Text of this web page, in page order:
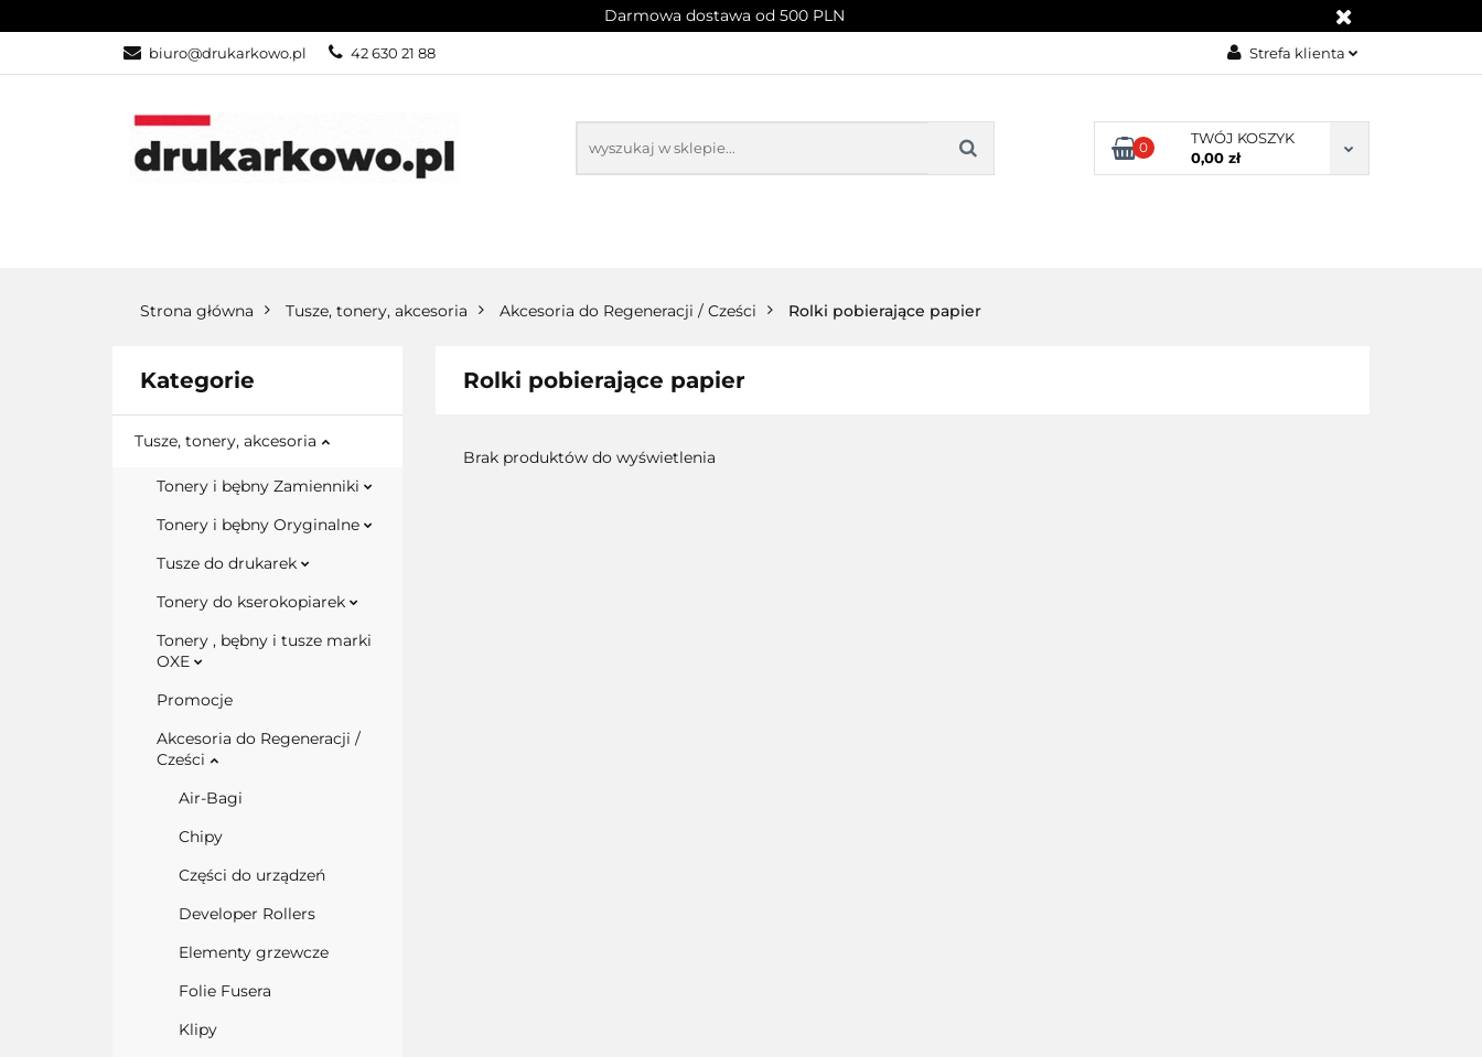
Darmowa dostawa od 500 PLN
biuro@drukarkowo.pl 42 630 21 88 Strefa klienta
Załóż konto
Dodaj zgłoszenie
0
TWÓJ KOSZYK
0,00 zł
KATEGORIE PROMOCJE NOWOŚCI BESTSELLERY BLOG KONTAKT
Strona główna Tusze, tonery, akcesoria Akcesoria do Regeneracji / Cześci Rolki pobierające papier
Kategorie
Tusze, tonery, akcesoria
Tonery i bębny Zamienniki
Tonery i bębny Oryginalne
Tusze do drukarek
Tonery do kserokopiarek
Tonery , bębny i tusze marki
OXE
Promocje
Akcesoria do Regeneracji /
Cześci
Air-Bagi
Chipy
Części do urządzeń
Developer Rollers
Elementy grzewcze
Folie Fusera
Klipy
Rolki pobierające papier
Brak produktów do wyświetlenia